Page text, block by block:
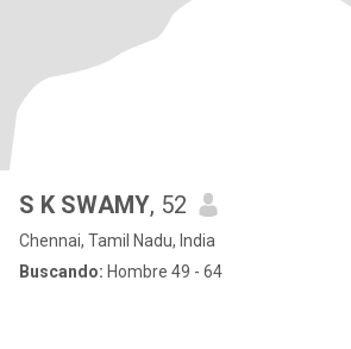
S K SWAMY, 52
Chennai, Tamil Nadu, India
Buscando: Hombre 49 - 64